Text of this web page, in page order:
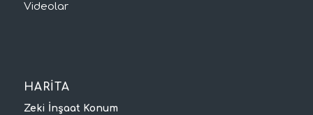
Videolar
HARİTA
Zeki İnşaat Konum